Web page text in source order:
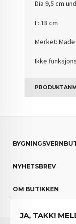
Dia 9,5 cm
L: 18 cm
Merket:
Ikke
NYHETSBREV
OM BUTIKKEN
JA, TAKK!